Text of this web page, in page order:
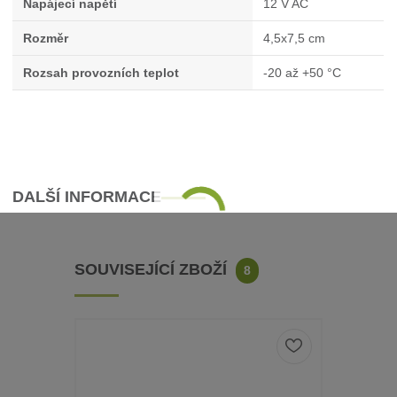
Napájecí napětí 12 V AC
Rozměr 4,5x7,5 cm
Rozsah provozních teplot -20 až +50 °C
DALŠÍ INFORMACE
SOUVISEJÍCÍ ZBOŽÍ 8